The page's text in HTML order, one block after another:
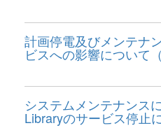
計画停電及びメンテナ
ビスへの影響について
システムメンテナンス
Libraryのサービス停止